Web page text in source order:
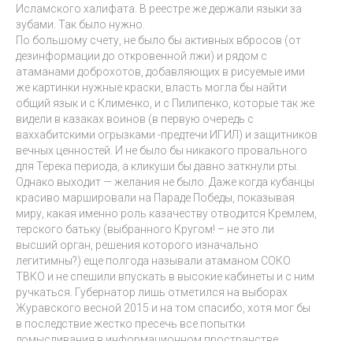
Исламского халифата. В реестре же держали языки за
зубами. Так было нужно.
По большому счету, не было бы активных вбросов (от
дезинформации до откровенной лжи) и рядом с
атаманами доброхотов, добавляющих в рисуемые ими
же картинки нужные краски, власть могла бы найти
общий язык и с Клименко, и с Пилипенко, которые так же
видели в казаках воинов (в первую очередь с
ваххабитскими огрызками -предтечи ИГИЛ) и защитников
вечных ценностей. И не было бы никакого провального
для Терека периода, а кликуши бы давно заткнули рты.
Однако выходит — желания не было. Даже когда кубанцы
красиво маршировали на Параде Победы, показывая
миру, какая именно роль казачеству отводится Кремлем,
терского батьку (выбранного Кругом! – не это ли
высший орган, решения которого изначально
легитимны?) еще полгода называли атаманом СОКО
ТВКО и не спешили впускать в высокие кабинеты и с ним
ручкаться. Губернатор лишь отметился на выборах
Журавского весной 2015 и на том спасибо, хотя мог бы
в последствие жестко пресечь все попытки